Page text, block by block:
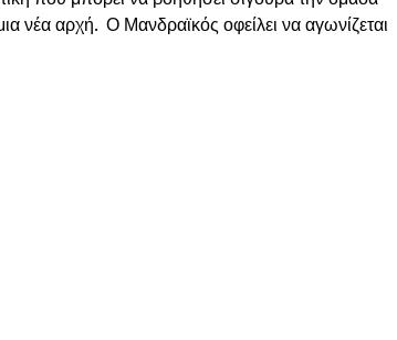
νέα αρχή. Ο Μανδραϊκός οφείλει να αγωνίζεται